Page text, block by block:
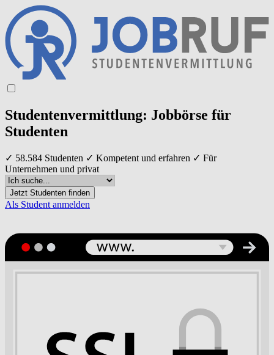
Studentenvermittlung: Jobbörse für
Studenten
✓ 58.584 Studenten ✓ Kompetent und erfahren ✓ Für
Unternehmen und privat
Jetzt Studenten finden
Als Student anmelden